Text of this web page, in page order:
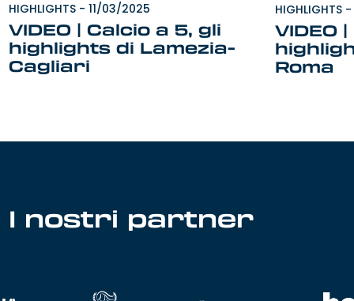
HIGHLIGHTS - 11/03/2025
VIDEO | Calcio a 5, gli
highlights di Lamezia-
Cagliari
HIGHLIGHTS -
VIDEO
Roma
I nostri partner